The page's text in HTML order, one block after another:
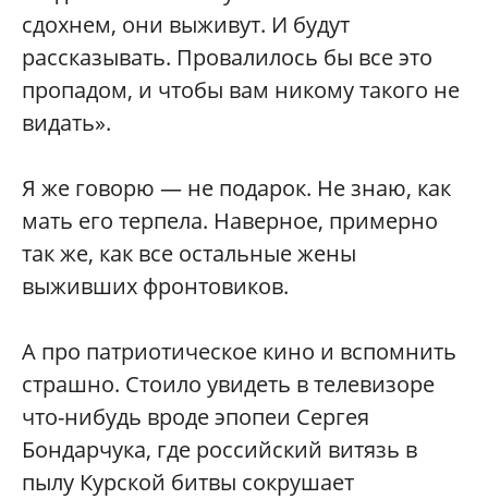
сдохнем, они выживут. И будут
рассказывать. Провалилось бы все это
пропадом, и чтобы вам никому такого не
видать».
Я же говорю — не подарок. Не знаю, как
мать его терпела. Наверное, примерно
так же, как все остальные жены
выживших фронтовиков.
А про патриотическое кино и вспомнить
страшно. Стоило увидеть в телевизоре
что-нибудь вроде эпопеи Сергея
Бондарчука, где российский витязь в
пылу Курской битвы сокрушает